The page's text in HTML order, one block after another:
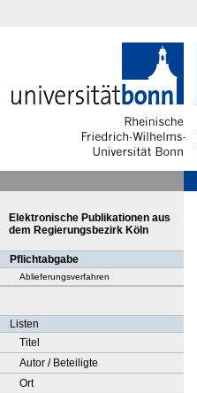
Elektronische Publikationen aus
dem Regierungsbezirk Köln
Pflichtabgabe
Ablieferungsverfahren
Listen
Titel
Autor / Beteiligte
Ort